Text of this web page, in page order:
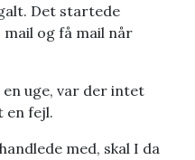
Det startede
og få mail når
en uge, var der intet
en fejl.
med, skal I da